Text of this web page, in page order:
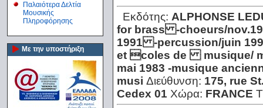
Παλαιότερα Δελτία
Μουσικής
Πληροφόρησης
Με την υποστήριξη
Εκδότης: ALPHONSE
for brass -choeurs/
1991 -percussion/juin
et coles de musique/
mai 1983 -musique
musi Διεύθυνση: 175, rue
Cedex 01 Χώρα: FRANCE